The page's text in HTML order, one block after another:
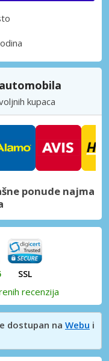
kupaca
ponude najma
SSL
recenzija
dostupan na Webu i